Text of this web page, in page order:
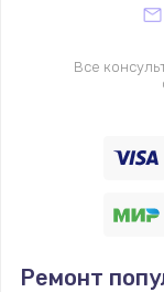
Все
Ремонт